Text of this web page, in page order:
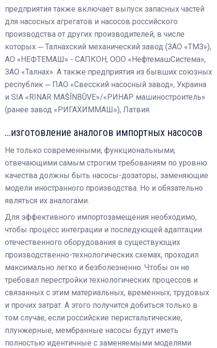
предприятия также включает выпуск запасных частей
для насосных агрегатов и насосов российского
производства от других производителей, в числе
которых ─ Талнахский механический завод (ЗАО «ТМЗ»),
АО «НЕФТЕМАШ» - САПКОН, ООО «НефтемашСистема»,
ЗАО «Талнах». А также предприятия из бывших союзных
республик ─ ПАО «Свесский насосный завод», Украина
и SIA «RINAR MAŠĪNBŪVE»/«РИНАР машиностроитель»
(ранее завод «РИГАХИММАШ»), Латвия.
…изготовление аналогов импортных насосов
Не только современными, функциональными,
отвечающими самым строгим требованиям по уровню
качества должны быть насосы-дозаторы, заменяющие
модели иностранного производства. Но и обязательно
являться их аналогами.
Для эффективного импортозамещения необходимо,
чтобы процесс интеграции и последующей адаптации
отечественного оборудования в существующих
производственно-технологических схемах, проходил
максимально легко и безболезненно. Чтобы он не
требовал перестройки технологических процессов и
связанных с этим материальных, временных, трудовых
и прочих затрат. А этого получится добиться только в
том случае, если российские перистальтические,
плунжерные, мембранные насосы будут иметь
полностью идентичные с заменяемыми моделями